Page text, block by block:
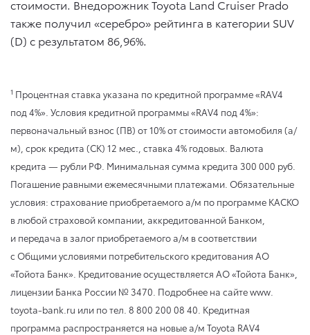
стоимости. Внедорожник Toyota Land Cruiser Prado
также получил «серебро» рейтинга в категории SUV
(D) с результатом 86,96%.
1 Процентная ставка указана по кредитной программе «RAV4
под 4%». Условия кредитной программы «RAV4 под 4%»:
первоначальный взнос (ПВ) от 10% от стоимости автомобиля (а/
м), срок кредита (СК) 12 мес., ставка 4% годовых. Валюта
кредита — рубли РФ. Минимальная сумма кредита 300 000 руб.
Погашение равными ежемесячными платежами. Обязательные
условия: страхование приобретаемого а/м по программе КАСКО
в любой страховой компании, аккредитованной Банком,
и передача в залог приобретаемого а/м в соответствии
с Общими условиями потребительского кредитования АО
«Тойота Банк». Кредитование осуществляется АО «Тойота Банк»,
лицензии Банка России № 3470. Подробнее на сайте www.
toyota-bank.ru или по тел. 8 800 200 08 40. Кредитная
программа распространяется на новые а/м Toyota RAV4